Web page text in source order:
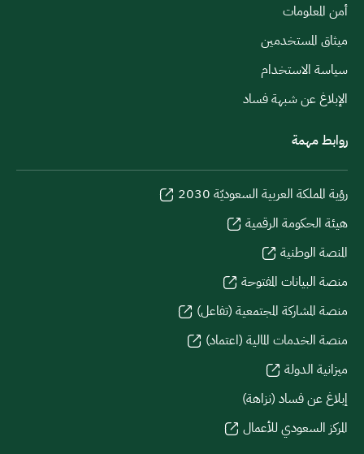
أمن المعلومات
ميثاق المستخدمين
سياسة الاستخدام
الإبلاغ عن شبهة فساد
روابط مهمة
رؤية المملكة العربية السعوديّة 2030
هيئة الحكومة الرقمية
المنصة الوطنية
منصة البيانات المفتوحة
منصة المشاركة المجتمعية (تفاعل)
منصة الخدمات المالية (اعتماد)
ميزانية الدولة
إبلاغ عن فساد (نزاهة)
المركز السعودي للأعمال